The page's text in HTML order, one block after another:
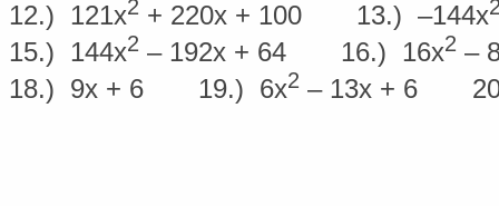
12.) 121x2 + 220x + 100 13.) –144x
15.) 144x2 – 192x + 64 16.) 16x2 –
18.) 9x + 6
19.) 6x2 – 13x + 6